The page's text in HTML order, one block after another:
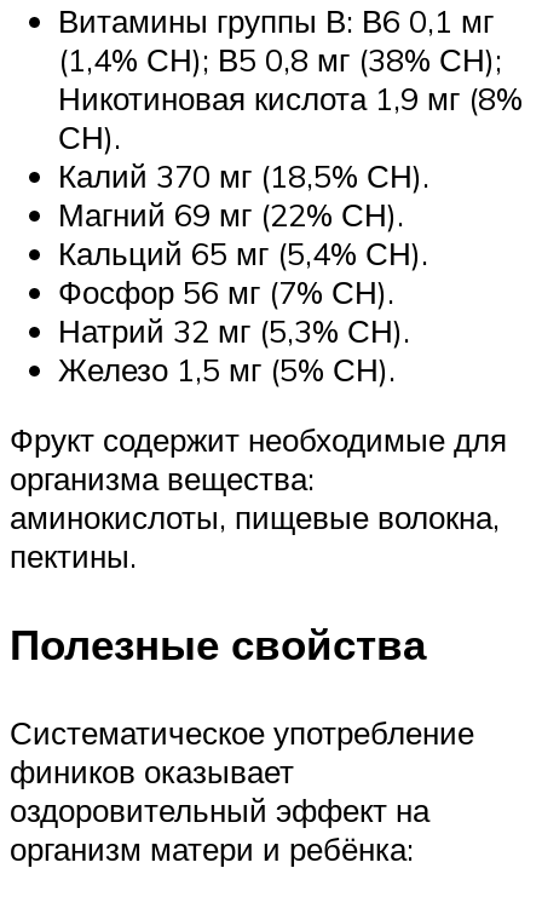
Витамины группы В: В6 0,1 мг
(1,4% СН); В5 0,8 мг (38% СН);
Никотиновая кислота 1,9 мг (8%
СН).
Калий 370 мг (18,5% СН).
Магний 69 мг (22% СН).
Кальций 65 мг (5,4% СН).
Фосфор 56 мг (7% СН).
Натрий 32 мг (5,3% СН).
Железо 1,5 мг (5% СН).
Фрукт содержит необходимые для
организма вещества:
аминокислоты, пищевые волокна,
пектины.
Полезные свойства
Систематическое употребление
фиников оказывает
оздоровительный эффект на
организм матери и ребёнка: